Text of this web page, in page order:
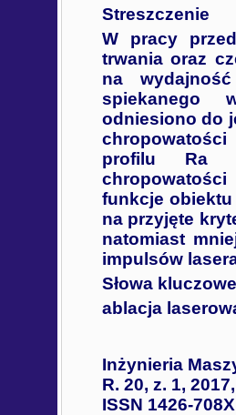
Streszczenie
W pracy
trwania oraz
na
spiekanego
odniesiono do
profilu Ra
funkcje obiektu
na przyjęte
natomiast
impulsów
Słowa
ablacja
Inżynieria
R. 20, z. 1,
ISSN 1426-708X